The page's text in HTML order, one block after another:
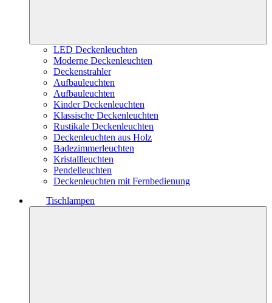
LED Deckenleuchten
Moderne Deckenleuchten
Deckenstrahler
Aufbauleuchten
Aufbauleuchten
Kinder Deckenleuchten
Klassische Deckenleuchten
Rustikale Deckenleuchten
Deckenleuchten aus Holz
Badezimmerleuchten
Kristallleuchten
Pendelleuchten
Deckenleuchten mit Fernbedienung
Tischlampen